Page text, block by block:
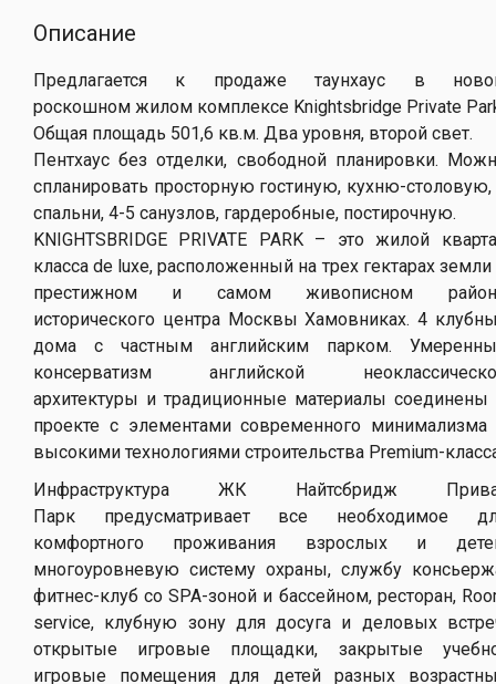
Описание
Предлагается к продаже таунхаус в
роскошном жилом комплексе Knightsbridge Private
Общая площадь 501,6 кв.м. Два уровня, второй свет.
Пентхаус без отделки, свободной планировки.
спланировать просторную гостиную, кухню-столовую,
спальни, 4-5 санузлов, гардеробные, постирочную.
KNIGHTSBRIDGE PRIVATE PARK – это жилой
класса de luxe, расположенный на трех гектарах земли
престижном и самом живописном
исторического центра Москвы Хамовниках. 4
дома с частным английским парком.
консерватизм английской
архитектуры и традиционные материалы соединены
проекте с элементами современного минимализма
высокими технологиями строительства Premium-
Инфраструктура ЖК Найтсбридж
Парк предусматривает все необходимое
комфортного проживания взрослых и
многоуровневую систему охраны, службу
фитнес-клуб со SPA-зоной и бассейном, ресторан,
service, клубную зону для досуга и деловых
открытые игровые площадки, закрытые
игровые помещения для детей разных